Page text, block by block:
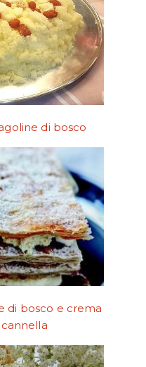
di bosco
di bosco e crema